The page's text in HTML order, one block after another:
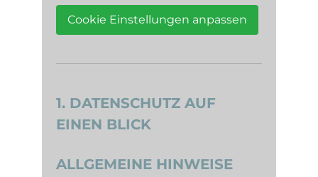
Cookie Einstellungen anpassen
1. DATENSCHUTZ AUF
EINEN BLICK
ALLGEMEINE HINWEISE